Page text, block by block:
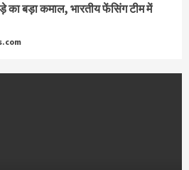
का बड़ा कमाल, भारतीय फेंसिंग टीम में